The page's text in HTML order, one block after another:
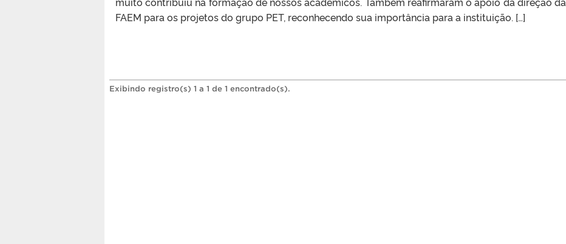
FAEM para os projetos do grupo PET, reconhecendo sua importância para a instituição. […]
Exibindo registro(s) 1 a 1 de 1 encontrado(s).